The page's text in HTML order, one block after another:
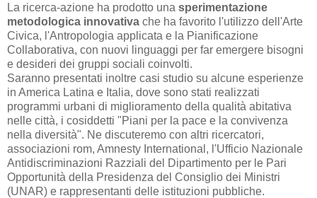
La ricerca-azione ha prodotto una sperimentazione
metodologica innovativa che ha favorito l'utilizzo dell'Arte
Civica, l'Antropologia applicata e la Pianificazione
Collaborativa, con nuovi linguaggi per far emergere bisogni
e desideri dei gruppi sociali coinvolti.
Saranno presentati inoltre casi studio su alcune esperienze
in America Latina e Italia, dove sono stati realizzati
programmi urbani di miglioramento della qualità abitativa
nelle città, i cosiddetti "Piani per la pace e la convivenza
nella diversità". Ne discuteremo con altri ricercatori,
associazioni rom, Amnesty International, l'Ufficio Nazionale
Antidiscriminazioni Razziali del Dipartimento per le Pari
Opportunità della Presidenza del Consiglio dei Ministri
(UNAR) e rappresentanti delle istituzioni pubbliche.